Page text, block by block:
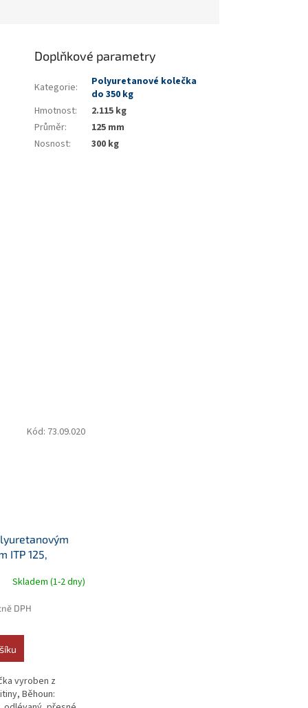
ITP 125,
Skladem (1-2 dny)
DPH
vyroben z
Běhoun:
Kód: 73.09.020
Doplňkové parametry
Kategorie:
Polyuretanové kolečka
do 350 kg
Hmotnost:
2.115 kg
Průměr:
125 mm
Nosnost: 300 kg